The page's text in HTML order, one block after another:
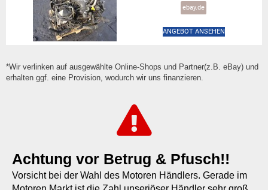
ebay.de
ANGEBOT ANSEHEN
*Wir verlinken auf ausgewählte Online-Shops und Partner(z.B. eBay) und
erhalten ggf. eine Provision, wodurch wir uns finanzieren.
Achtung vor Betrug & Pfusch!!
Vorsicht bei der Wahl des Motoren Händlers. Gerade im